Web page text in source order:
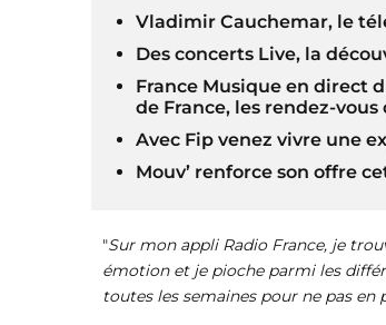
Vladimir Cauchemar, le
Des concerts Live, la
France Musique en direct
de France, les rendez-vous
Avec Fip venez vivre une
Mouv’ renforce son offre
"Sur mon appli Radio France, je
émotion et je pioche parmi les
toutes les semaines pour ne pas